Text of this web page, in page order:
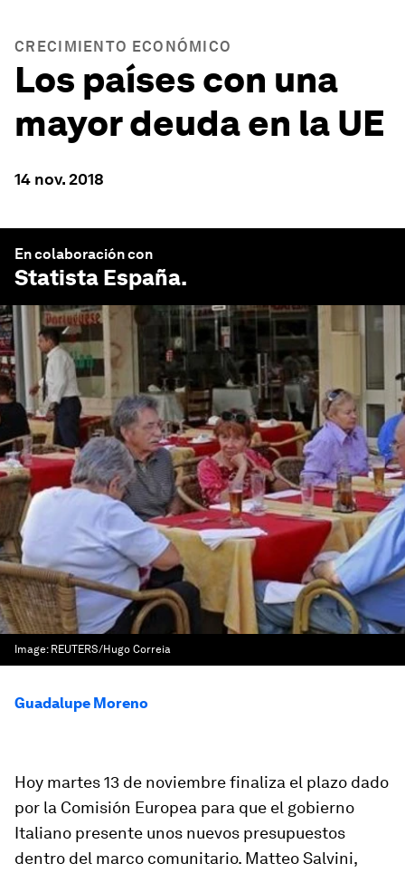
CRECIMIENTO ECONÓMICO
Los países con una
mayor deuda en la UE
14 nov. 2018
En colaboración con
Statista España.
Image: REUTERS/Hugo Correia
Guadalupe Moreno
Hoy martes 13 de noviembre finaliza el plazo dado
por la Comisión Europea para que el gobierno
Italiano presente unos nuevos presupuestos
dentro del marco comunitario. Matteo Salvini,